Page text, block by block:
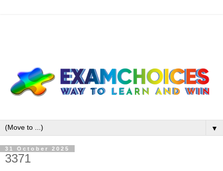
▼
31 October 2025
3371